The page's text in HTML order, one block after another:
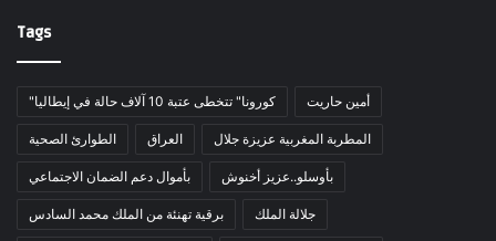
Tags
"كورونا" تتخطى عتبة 10 آلاف حالة في إيطاليا أمين حاريت
الطوارئ الصحية العراق المطربة المغربية عزيزة جلال
بأموال دعم الضمان الاجتماعي بأوسلو..عزيز أخنوش
برقية تهنئة من الملك محمد السادس جلالة الملك